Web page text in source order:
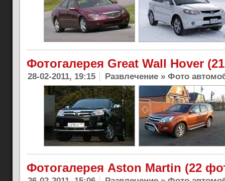
Фотогалерея Great Wall Hover
28-02-2011, 19:15 Развлечение » Фото
Фотогалерея Aston Martin (22